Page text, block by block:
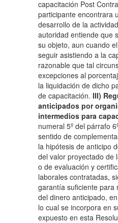
capacitación Post
participante encontrara
desarrollo de la
autoridad entiende que
su objeto, aun cuando
seguir asistiendo a la
razonable que tal
excepciones al
la liquidación de dicho
de capacitación. III)
anticipados por
intermedios para
numeral 5º del párrafo
sentido de
la hipótesis de anticipo
del valor proyectado de
o de evaluación y
laborales contratadas,
garantía suficiente para
del dinero anticipado,
lo cual se incorpora en
expuesto en esta